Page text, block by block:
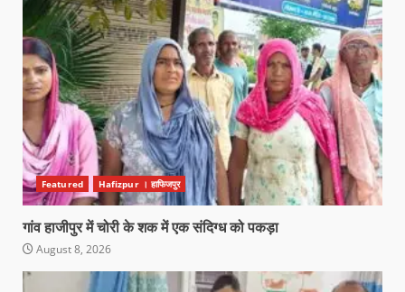
Featured Hafizpur । हाफिजपुर
गांव हाजीपुर में चोरी के शक में एक संदिग्ध को पकड़ा
August 8, 2026